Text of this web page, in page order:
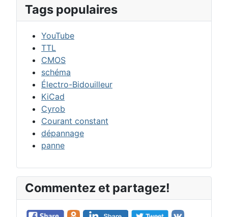
Tags populaires
YouTube
TTL
CMOS
schéma
Électro-Bidouilleur
KiCad
Cyrob
Courant constant
dépannage
panne
Commentez et partagez!